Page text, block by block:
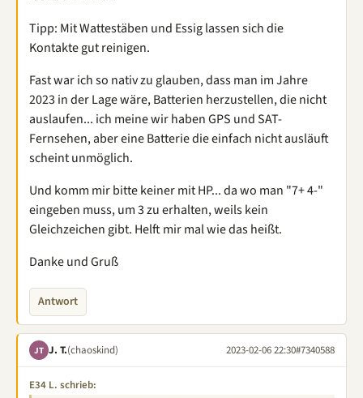
Tipp: Mit Wattestäben und Essig lassen sich die
Kontakte gut reinigen.
Fast war ich so nativ zu glauben, dass man im Jahre
2023 in der Lage wäre, Batterien herzustellen, die nicht
auslaufen... ich meine wir haben GPS und SAT-
Fernsehen, aber eine Batterie die einfach nicht ausläuft
scheint unmöglich.
Und komm mir bitte keiner mit HP... da wo man "7+ 4-"
eingeben muss, um 3 zu erhalten, weils kein
Gleichzeichen gibt. Helft mir mal wie das heißt.
Danke und Gruß
Antwort
JT J. T.(chaoskind) 2023-02-06 22:30#7340588
E34 L. schrieb: